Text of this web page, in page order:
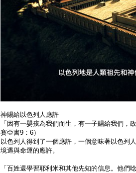
神賜給以色列人應許
「因有一嬰孩為我們而生，有一子賜給我們
賽亞書9：6）
以色列人得到了一個應許，一個意味著以色列
境遇與命運的應許。
「百姓還學習耶利米和其他先知的信息。他